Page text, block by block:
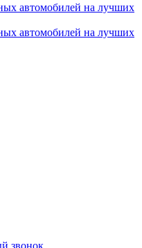
автомобилей на лучших
автомобилей на лучших
звонок